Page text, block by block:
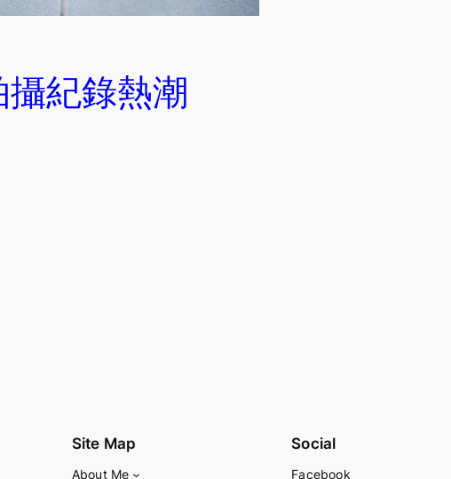
攝紀錄熱潮
Site Map
About Me
Social
Facebook